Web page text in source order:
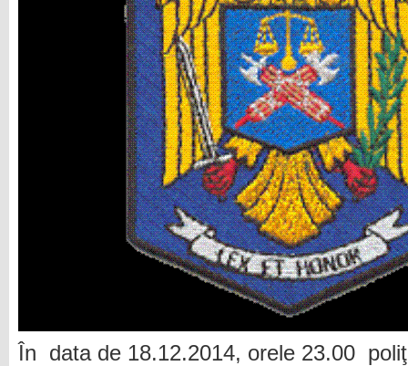
În data de 18.12.2014, orele 23.00